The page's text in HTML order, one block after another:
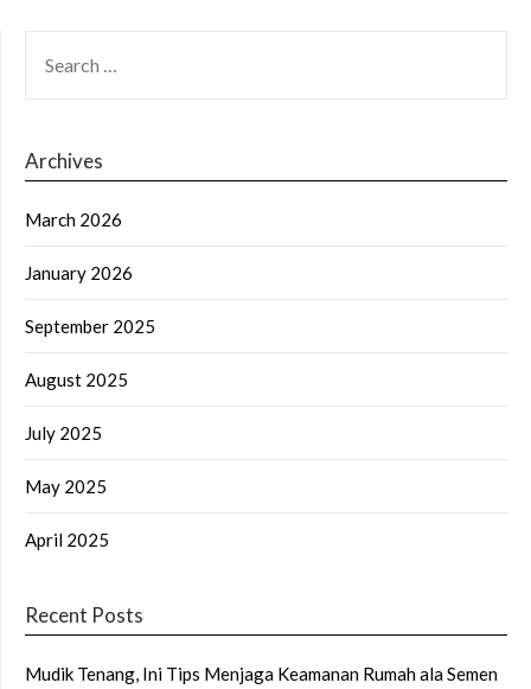
FOR:
Archives
March 2026
January 2026
September 2025
August 2025
July 2025
May 2025
April 2025
Recent Posts
Mudik Tenang, Ini Tips Menjaga Keamanan Rumah ala Semen